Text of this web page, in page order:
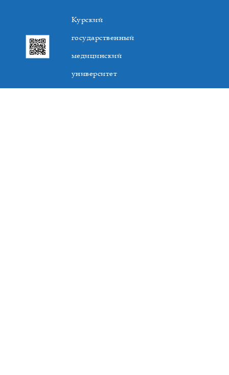
Курский
государственный
медицинский
университет